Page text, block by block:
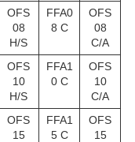
OFS
08
H/S
FFA0
8 C
OFS
08
C/A
OFS
10
H/S
FFA1
0 C
OFS
10
C/A
OFS
15
FFA1
5 C
OFS
15